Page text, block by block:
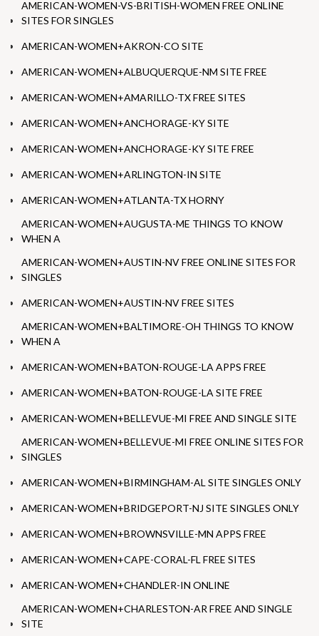
AMERICAN-WOMEN-VS-BRITISH-WOMEN FREE ONLINE
SITES FOR SINGLES
AMERICAN-WOMEN+AKRON-CO SITE
AMERICAN-WOMEN+ALBUQUERQUE-NM SITE FREE
AMERICAN-WOMEN+AMARILLO-TX FREE SITES
AMERICAN-WOMEN+ANCHORAGE-KY SITE
AMERICAN-WOMEN+ANCHORAGE-KY SITE FREE
AMERICAN-WOMEN+ARLINGTON-IN SITE
AMERICAN-WOMEN+ATLANTA-TX HORNY
AMERICAN-WOMEN+AUGUSTA-ME THINGS TO KNOW
WHEN A
AMERICAN-WOMEN+AUSTIN-NV FREE ONLINE SITES FOR
SINGLES
AMERICAN-WOMEN+AUSTIN-NV FREE SITES
AMERICAN-WOMEN+BALTIMORE-OH THINGS TO KNOW
WHEN A
AMERICAN-WOMEN+BATON-ROUGE-LA APPS FREE
AMERICAN-WOMEN+BATON-ROUGE-LA SITE FREE
AMERICAN-WOMEN+BELLEVUE-MI FREE AND SINGLE SITE
AMERICAN-WOMEN+BELLEVUE-MI FREE ONLINE SITES FOR
SINGLES
AMERICAN-WOMEN+BIRMINGHAM-AL SITE SINGLES ONLY
AMERICAN-WOMEN+BRIDGEPORT-NJ SITE SINGLES ONLY
AMERICAN-WOMEN+BROWNSVILLE-MN APPS FREE
AMERICAN-WOMEN+CAPE-CORAL-FL FREE SITES
AMERICAN-WOMEN+CHANDLER-IN ONLINE
AMERICAN-WOMEN+CHARLESTON-AR FREE AND SINGLE
SITE